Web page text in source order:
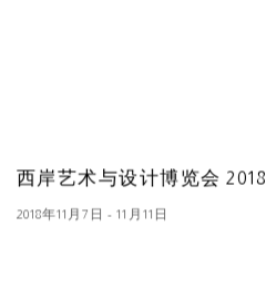
西岸艺术与设计博览会 2018
2018年11月7日 - 11月11日